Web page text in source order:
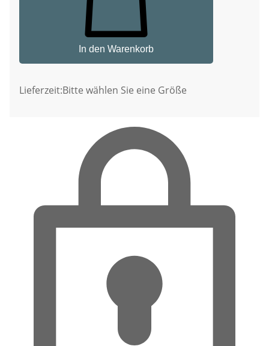
In den Warenkorb
Lieferzeit:Bitte wählen Sie eine Größe